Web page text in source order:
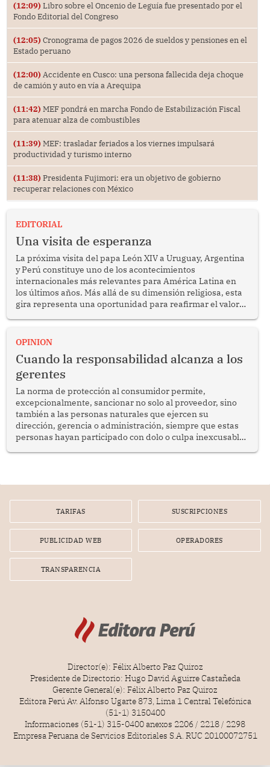
(12:09) Libro sobre el Oncenio de Leguía fue presentado por el
Fondo Editorial del Congreso
(12:05) Cronograma de pagos 2026 de sueldos y pensiones en el
Estado peruano
(12:00) Accidente en Cusco: una persona fallecida deja choque
de camión y auto en vía a Arequipa
(11:42) MEF pondrá en marcha Fondo de Estabilización Fiscal
para atenuar alza de combustibles
(11:39) MEF: trasladar feriados a los viernes impulsará
productividad y turismo interno
(11:38) Presidenta Fujimori: era un objetivo de gobierno
recuperar relaciones con México
EDITORIAL
Una visita de esperanza
La próxima visita del papa León XIV a Uruguay, Argentina
y Perú constituye uno de los acontecimientos
internacionales más relevantes para América Latina en
los últimos años. Más allá de su dimensión religiosa, esta
gira representa una oportunidad para reafirmar el valor
enfrenta desafíos en materia de desarrollo, cohesión
OPINION
Cuando la responsabilidad alcanza a los
gerentes
La norma de protección al consumidor permite,
excepcionalmente, sancionar no solo al proveedor, sino
también a las personas naturales que ejercen su
dirección, gerencia o administración, siempre que estas
personas hayan participado con dolo o culpa inexcusable
por la frustrada realización de un meet and greet con
TARIFAS SUSCRIPCIONES
PUBLICIDAD WEB OPERADORES
TRANSPARENCIA
Director(e): Félix Alberto Paz Quiroz
Presidente de Directorio: Hugo David Aguirre Castañeda
Gerente General(e): Félix Alberto Paz Quiroz
Editora Perú Av. Alfonso Ugarte 873, Lima 1 Central Telefónica
(51-1) 3150400
Informaciones (51-1) 315-0400 anexos 2206 / 2218 / 2298
Empresa Peruana de Servicios Editoriales S.A. RUC 20100072751